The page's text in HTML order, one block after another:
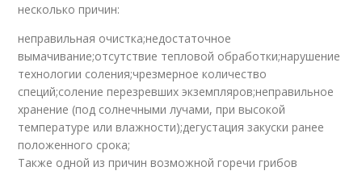
несколько причин:
неправильная очистка;недостаточное
вымачивание;отсутствие тепловой обработки;нарушение
технологии соления;чрезмерное количество
специй;соление перезревших экземпляров;неправильное
хранение (под солнечными лучами, при высокой
температуре или влажности);дегустация закуски ранее
положенного срока;
Также одной из причин возможной горечи грибов